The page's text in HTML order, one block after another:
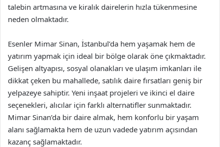
talebin artmasına ve kiralık dairelerin hızla tükenmesine
neden olmaktadır.
Esenler Mimar Sinan, İstanbul’da hem yaşamak hem de
yatırım yapmak için ideal bir bölge olarak öne çıkmaktadır.
Gelişen altyapısı, sosyal olanakları ve ulaşım imkanları ile
dikkat çeken bu mahallede, satılık daire fırsatları geniş bir
yelpazeye sahiptir. Yeni inşaat projeleri ve ikinci el daire
seçenekleri, alıcılar için farklı alternatifler sunmaktadır.
Mimar Sinan’da bir daire almak, hem konforlu bir yaşam
alanı sağlamakta hem de uzun vadede yatırım açısından
kazanç sağlamaktadır.